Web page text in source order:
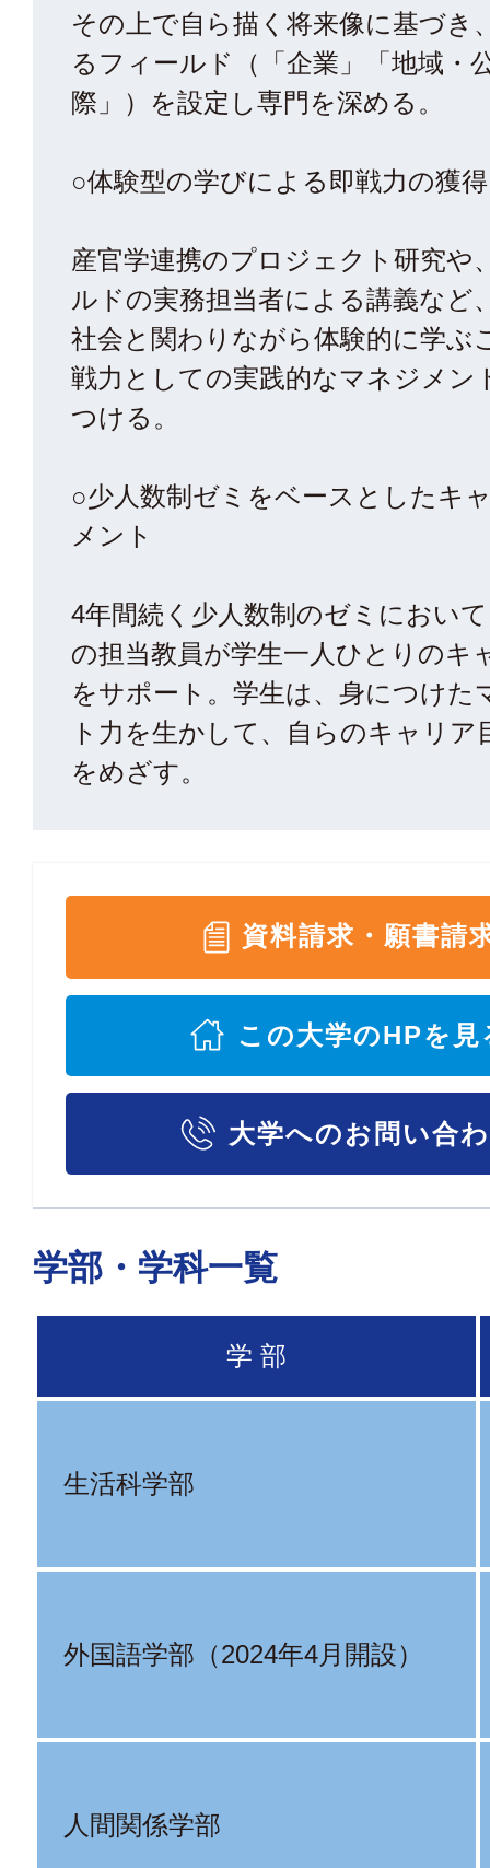
その上で自ら描く将来像に基づき
るフィールド（「企業」「地域・
際」）を設定し専門を深める。
○体験型の学びによる即戦力の獲得
産官学連携のプロジェクト研究や
ルドの実務担当者による講義など
社会と関わりながら体験的に学ぶ
戦力としての実践的なマネジメン
つける。
○少人数制ゼミをベースとしたキ
メント
4年間続く少人数制のゼミにおい
の担当教員が学生一人ひとりのキ
をサポート。学生は、身につけた
ト力を生かして、自らのキャリア
をめざす。
資料請求・願書請
この大学のHPを見
大学へのお問い合
学部・学科一覧
学 部
生活科学部
外国語学部（2024年4月開設）
人間関係学部